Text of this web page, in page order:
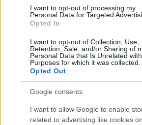
I want to opt-out of processing my
Personal Data for Targeted
Opted In
I want to opt-out of Collection, Use,
Retention, Sale, and/or Sharing of
Personal Data that Is Unrelated
Purposes for which it was collected.
Opted Out
Google consents
I want to allow Google to enable
related to advertising like cookies